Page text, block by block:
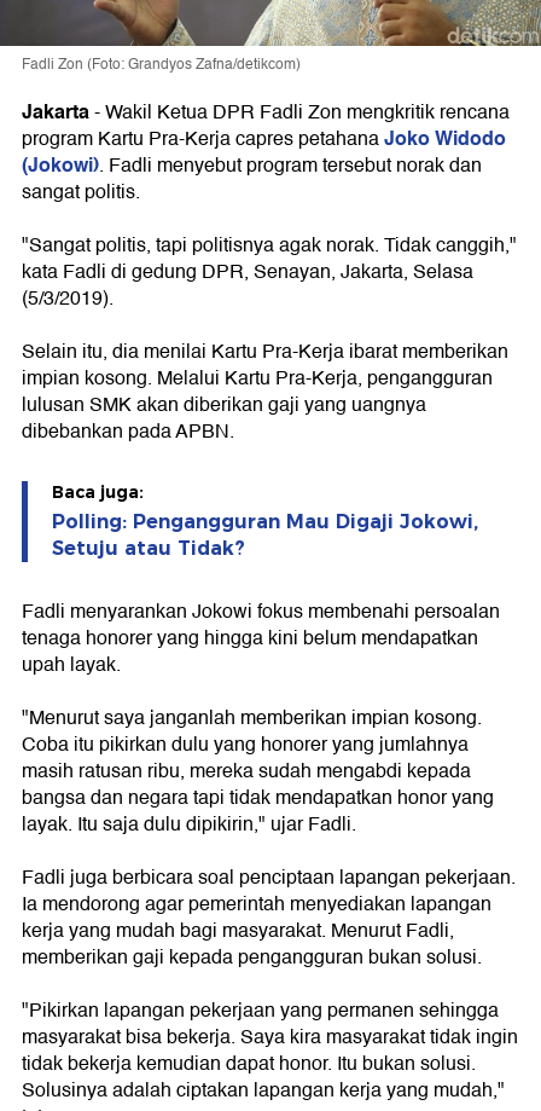
Fadli Zon (Foto: Grandyos Zafna/detikcom)
Jakarta-Wakil Ketua DPR Fadli Zon mengkritik rencana
program Kartu Pra-Kerja capres petahanaJoko Widodo
(Jokowi). Fadli menyebut program tersebut norak dan
sangat politis.
"Sangat politis, tapi politisnya agak norak. Tidak canggih,"
kata Fadli di gedung DPR, Senayan, Jakarta, Selasa
(5/3/2019).
Selain itu, dia menilai Kartu Pra-Kerja ibarat memberikan
impian kosong. Melalui Kartu Pra-Kerja, pengangguran
lulusan SMK akan diberikan gaji yang uangnya
dibebankan pada APBN.
Baca juga:
Polling: Pengangguran Mau Digaji Jokowi,
Setuju atau Tidak?
Fadli menyarankan Jokowi fokus membenahi persoalan
tenaga honorer yang hingga kini belum mendapatkan
upah layak.
"Menurut saya janganlah memberikan impian kosong.
Coba itu pikirkan dulu yang honorer yang jumlahnya
masih ratusan ribu, mereka sudah mengabdi kepada
bangsa dan negara tapi tidak mendapatkan honor yang
layak. Itu saja dulu dipikirin," ujar Fadli.
Fadli juga berbicara soal penciptaan lapangan pekerjaan.
Ia mendorong agar pemerintah menyediakan lapangan
kerja yang mudah bagi masyarakat. Menurut Fadli,
memberikan gaji kepada pengangguran bukan solusi.
"Pikirkan lapangan pekerjaan yang permanen sehingga
masyarakat bisa bekerja. Saya kira masyarakat tidak ingin
tidak bekerja kemudian dapat honor. Itu bukan solusi.
Solusinya adalah ciptakan lapangan kerja yang mudah,"